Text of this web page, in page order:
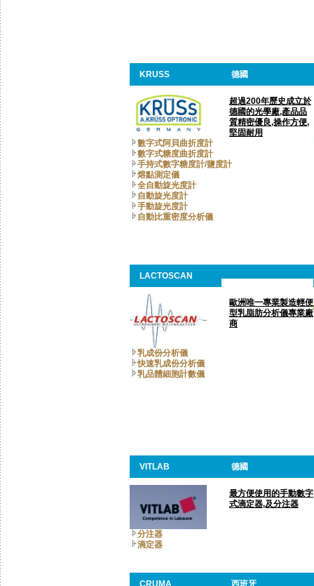
KRUSS 德國
超過200年歷史成立於
德國的光學廠,產品品
質精密優良,操作方便,
堅固耐用
數字式阿貝曲折度計
數字式糖度曲折度計
手持式數字糖度計/鹽度計
熔點測定儀
全自動旋光度計
自動旋光度計
手動旋光度計
自動比重密度分析儀
LACTOSCAN
歐洲唯一專業製造輕便
型乳脂肪分析儀專業廠
商
乳成份分析儀
快速乳成份分析儀
乳品體細胞計數儀
VITLAB 德國
最方便使用的手動數字
式滴定器,及分注器
分注器
滴定器
CRUMA 西班牙